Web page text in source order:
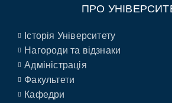
ПРО
Історія Університету
Нагороди та відзнаки
Адміністрація
Факультети
Кафедри